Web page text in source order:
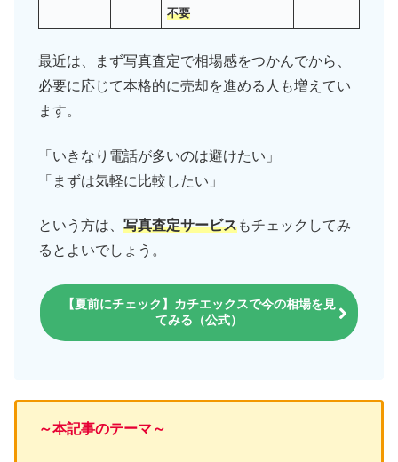
不要
最近は、まず写真査定で相場感をつかんでから、
必要に応じて本格的に売却を進める人も増えてい
ます。
「いきなり電話が多いのは避けたい」
「まずは気軽に比較したい」
という方は、 写真査定サービスもチェックしてみ
るとよいでしょう。
【夏前にチェック】カチエックスで今の相場を見
てみる（公式）
～本記事のテーマ～